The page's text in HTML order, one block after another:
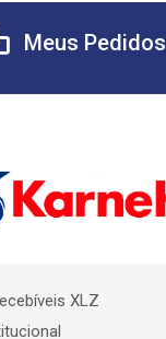
Meus Pedidos
XLZ